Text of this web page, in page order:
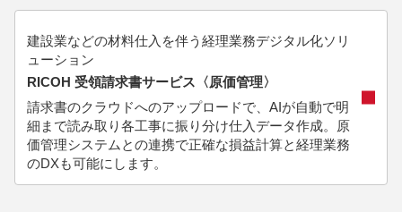
建設業などの材料仕入を伴う経理業務デジタル化ソリ
ューション
RICOH 受領請求書サービス〈原価管理〉
請求書のクラウドへのアップロードで、AIが自動で明
細まで読み取り各工事に振り分け仕入データ作成。原
価管理システムとの連携で正確な損益計算と経理業務
のDXも可能にします。